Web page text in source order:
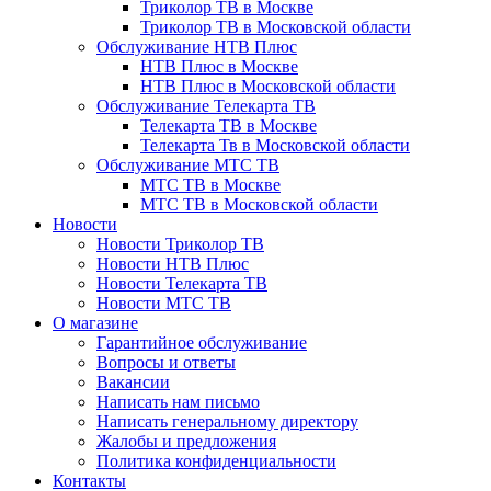
Триколор ТВ в Москве
Триколор ТВ в Московской области
Обслуживание НТВ Плюс
НТВ Плюс в Москве
НТВ Плюс в Московской области
Обслуживание Телекарта ТВ
Телекарта ТВ в Москве
Телекарта Тв в Московской области
Обслуживание МТС ТВ
МТС ТВ в Москве
МТС ТВ в Московской области
Новости
Новости Триколор ТВ
Новости НТВ Плюс
Новости Телекарта ТВ
Новости МТС ТВ
О магазине
Гарантийное обслуживание
Вопросы и ответы
Вакансии
Написать нам письмо
Написать генеральному директору
Жалобы и предложения
Политика конфиденциальности
Контакты